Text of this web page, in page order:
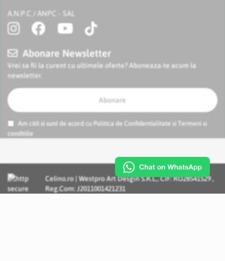
A.N.P.C / ANPC - SAL
Abonare Newsletter
Vrei sa fii la curent cu ultimele oferte? Aboneaza-te acum la
newsletter.
Abonare
Am citit si sunt de acord cu Politica de Confidentialitate si
Termeni si
conditiile
Celino.ro | Westpro Art Desgin S.R.L., CIF: RO28541529 ,
Reg.Com: J2011001421231